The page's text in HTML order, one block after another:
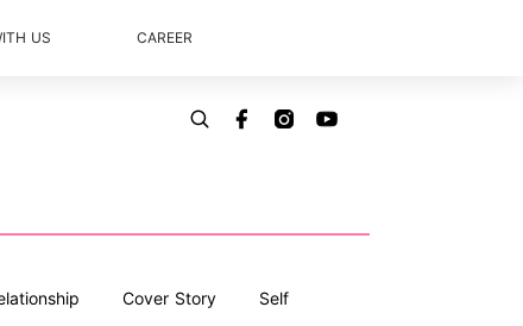
US CAREER
Cover Story Self